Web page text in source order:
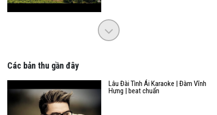
Các bản thu gần đây
Lâu Đài Tình Ái Karaoke | Đàm Vĩnh
Hưng | beat chuẩn